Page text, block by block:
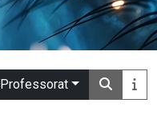
Professorat